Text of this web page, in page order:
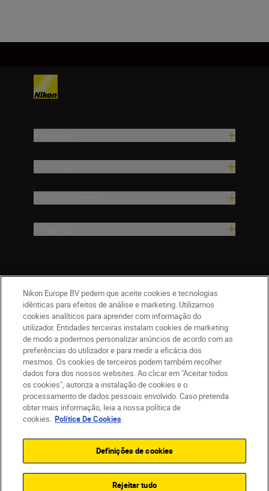
PT Nikon Sites
Contacte-nos
Aviso de Privacidade
Termos de utilização
Política de Cookies
Definições de Cookies
© 2026 Nikon
Back to top
Nikon Europe BV pedem que aceite cookies e tecnologias
idênticas para efeitos de análise e marketing. Utilizamos
cookies analíticos para aprender com informação do
utilizador. Entidades terceiras instalam cookies de marketing
de modo a podermos personalizar anúncios de acordo com as
preferências do utilizador e para medir a eficácia dos
mesmos. Os cookies de terceiros podem também recolher
dados fora dos nossos websites. Ao clicar em "Aceitar todos
os cookies", autoriza a instalação de cookies e o
processamento de dados pessoais envolvido. Caso pretenda
obter mais informação, leia a nossa política de
cookies. Política De Cookies
Definições de cookies
Rejeitar tudo